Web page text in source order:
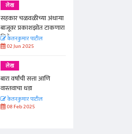
लेख
सहकार चळवळीच्या अंधार्‍या
बाजूवर प्रकाशझोत टाकणारा
सिनेमाकेतनकुमार पाटील
02 Jun 2025
लेख
बारा वर्षांची सत्ता आणि
वास्तवाचा धडा
केतनकुमार पाटील
08 Feb 2025